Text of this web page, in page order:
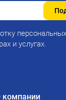
и услугах.
компании